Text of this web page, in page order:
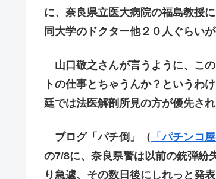
に、奈良県立医大病院の福島教授
同大学のドクター他２０人ぐらい
山口敬之さんが言うように、こ
トの仕事とちゃうんか？というわ
廷では法医解剖所見の方が優先さ
ブログ「パチ倒」（ 「パチンコ
の7/8に、奈良県警は以前の銃弾紛
り急遽、その数日後にしれっと発